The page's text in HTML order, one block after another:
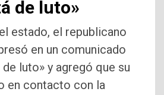
de luto»
estado, el republicano
en un comunicado
luto» y agregó que su
en contacto con la